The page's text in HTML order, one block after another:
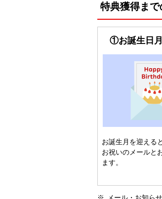
特典獲得まで
①お誕生日
お誕生月を迎える
お祝いのメールと
ます。
メール・お知ら